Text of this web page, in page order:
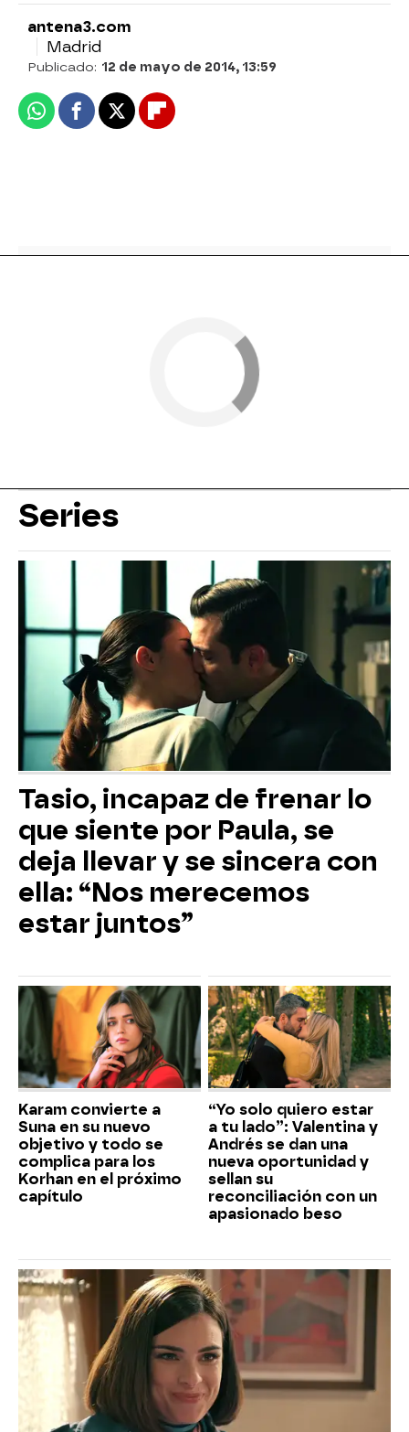
antena3.com
Madrid
Publicado: 12 de mayo de 2014, 13:59
WhatsappFacebook
X Flipboard
Series
Tasio, incapaz de frenar lo
que siente por Paula, se
deja llevar y se sincera con
ella: “Nos merecemos
estar juntos”
Karam convierte a
Suna en su nuevo
objetivo y todo se
complica para los
Korhan en el próximo
capítulo
“Yo solo quiero estar
a tu lado”: Valentina y
Andrés se dan una
nueva oportunidad y
sellan su
reconciliación con un
apasionado beso